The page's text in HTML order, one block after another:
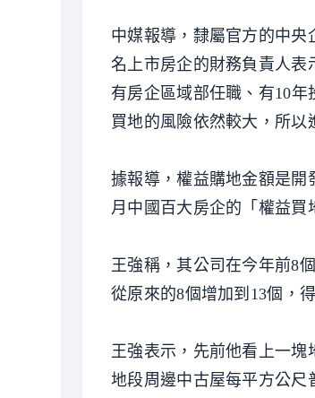
中媒報導，隸屬官方的中
名上市房企的財務負責人表
有房企區域部任職、有10
買地的風險依然較大，所以
據報導，權益購地金額是開
月中國百大房企的「權益買
王強稱，其公司在今年前8
從原來的8個增加到13個，
王強表示，先前他看上一塊
地段周邊中古屋每平方公尺